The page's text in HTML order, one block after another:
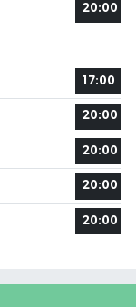
20:00
17:00
20:00
20:00
20:00
20:00